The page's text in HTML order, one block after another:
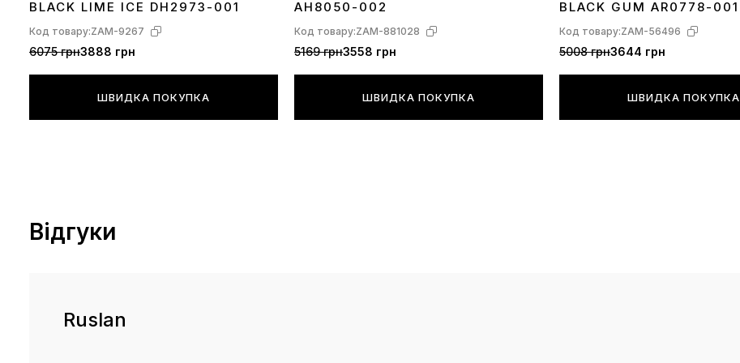
BLACK LIME ICE DH2973-001
Код товару:ZAM-9267
6075 грн3888 грн
ШВИДКА ПОКУПКА
AH8050-002
Код товару:ZAM-881028
5169 грн3558 грн
ШВИДКА ПОКУПКА
BLACK GUM AR0778-001
Код товару:ZAM-56496
5008 грн3644 грн
ШВИДКА ПОКУПКА
Відгуки
Ruslan